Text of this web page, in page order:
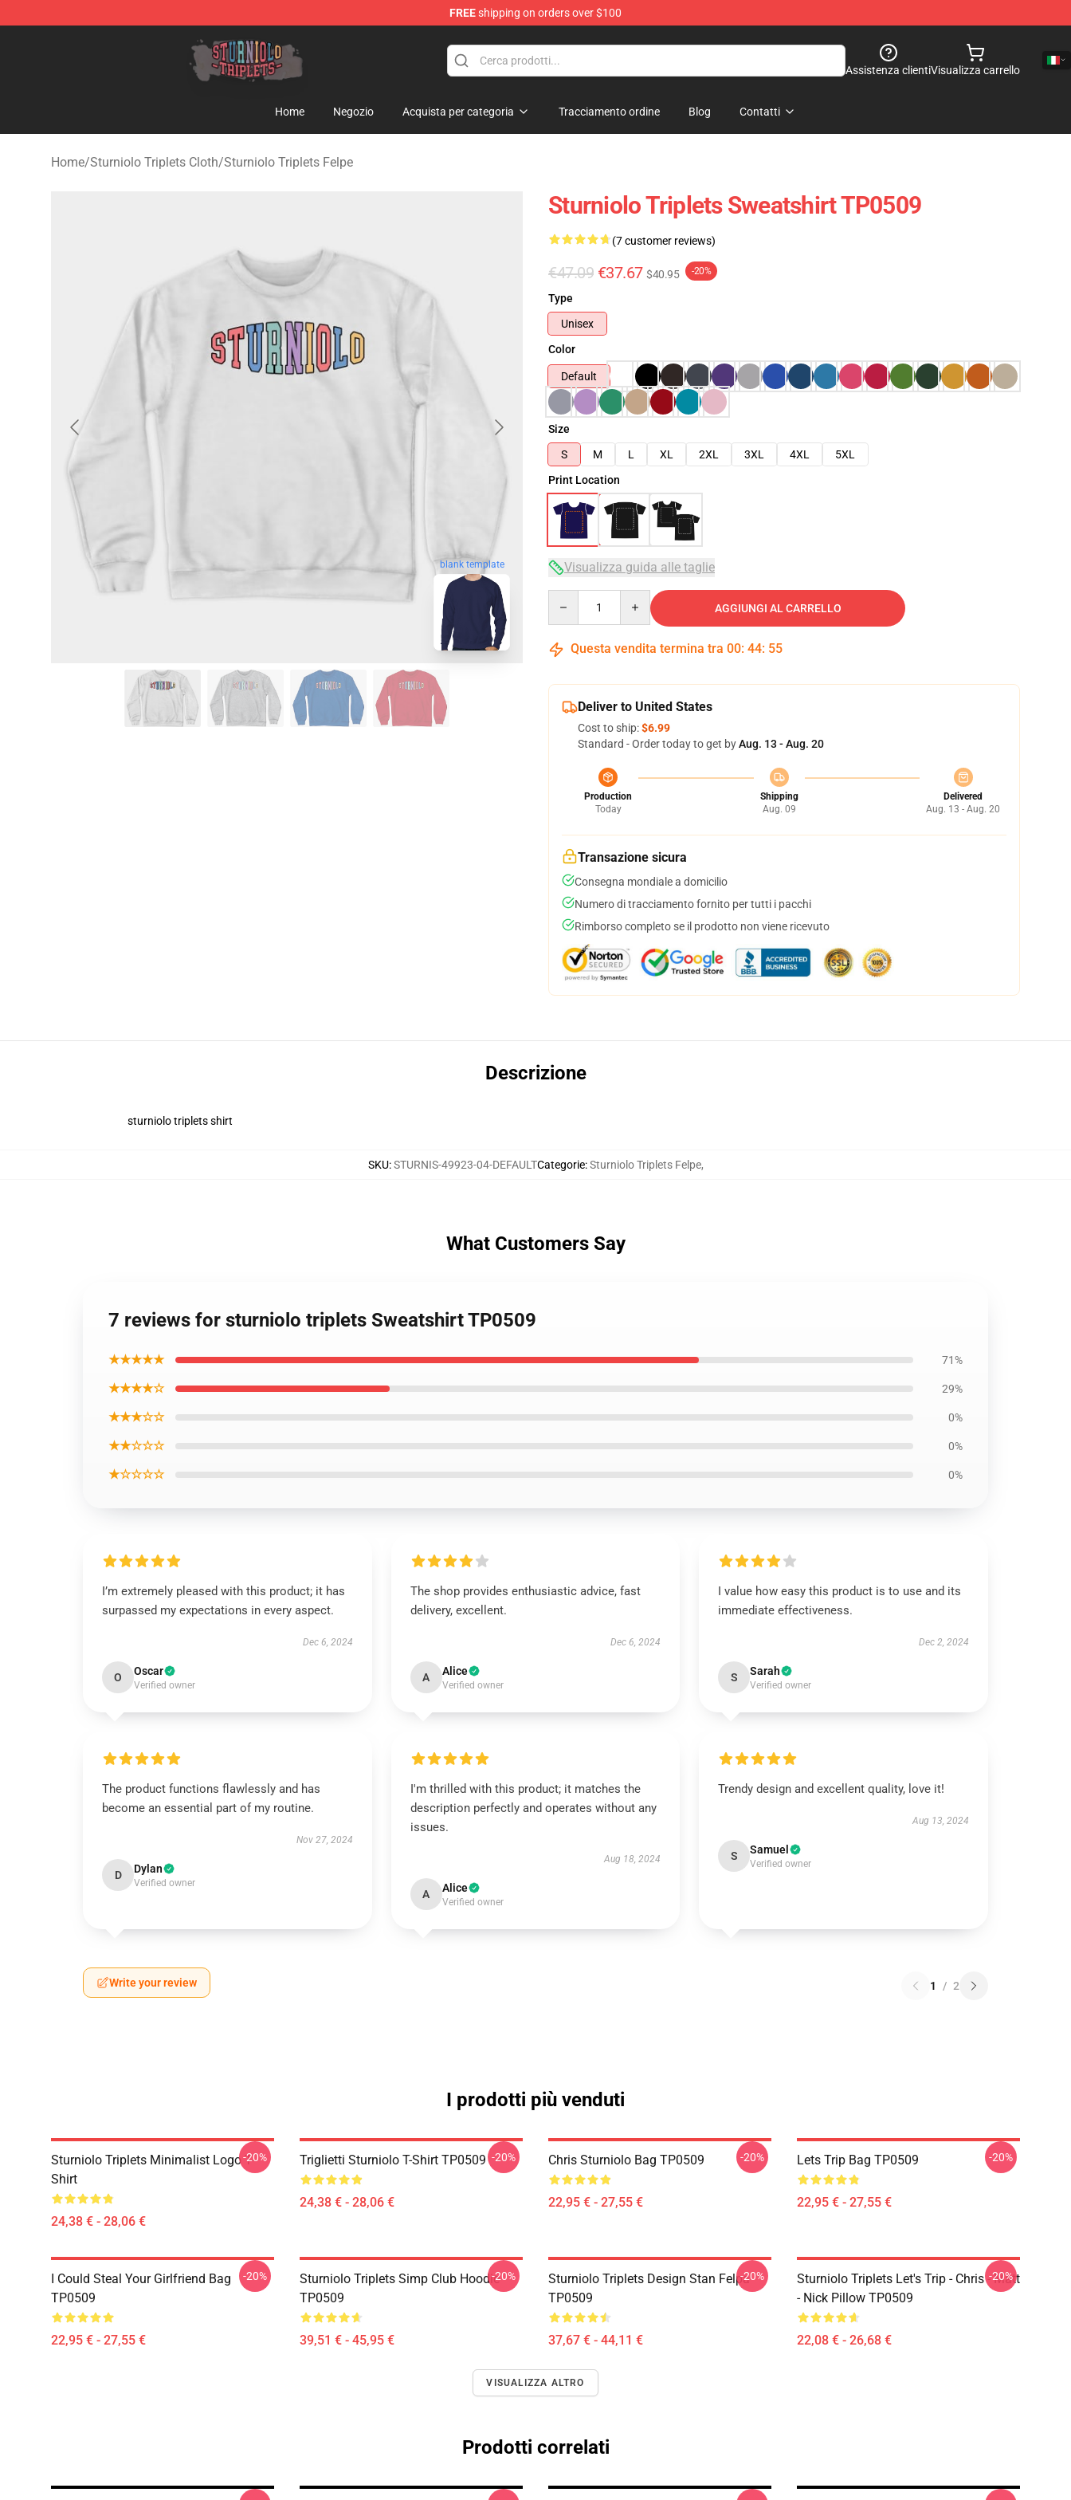
FREEshipping on orders over $100
Sturniolo Triplets Shop - Official Sturniolo Triplets Merchandise Store
Assistenza clientiVisualizza carrello
Home Negozio Acquista per categoria Tracciamento ordine Blog Contatti
Home/Sturniolo Triplets Cloth/Sturniolo Triplets Felpe
blank template
Sturniolo Triplets Sweatshirt TP0509
(7 customer reviews)
€47.09 €37.67 $40.95 -20%
Type
Unisex
Color
Default
Size
S
M L XL 2XL 3XL 4XL
5XL
Print Location
Visualizza guida alle taglie
AGGIUNGI AL CARRELLO
Questa vendita termina tra 00: 44: 54
Deliver to United States
Cost to ship:$6.99
Standard - Order today to get byAug. 13 - Aug. 20
Production
Today
Shipping
Aug. 09
Delivered
Aug. 13 - Aug. 20
Transazione sicura
Consegna mondiale a domicilio
Numero di tracciamento fornito per tutti i pacchi
Rimborso completo se il prodotto non viene ricevuto
Descrizione
sturniolo triplets shirt
SKU:STURNIS-49923-04-DEFAULTCategorie:Sturniolo Triplets Felpe,
What Customers Say
7 reviews for sturniolo triplets Sweatshirt TP0509
★★★★★ 71%
★★★★☆ 29%
★★★☆☆ 0%
★★☆☆☆ 0%
★☆☆☆☆ 0%
I’m extremely pleased with this product; it has
surpassed my expectations in every aspect.
Dec 6, 2024
O Oscar
Verified owner
The shop provides enthusiastic advice, fast
delivery, excellent.
Dec 6, 2024
A Alice
Verified owner
I value how easy this product is to use and its
immediate effectiveness.
Dec 2, 2024
S Sarah
Verified owner
The product functions flawlessly and has
become an essential part of my routine.
Nov 27, 2024
D Dylan
Verified owner
I'm thrilled with this product; it matches the
description perfectly and operates without any
issues.
Aug 18, 2024
A Alice
Verified owner
Trendy design and excellent quality, love it!
Aug 13, 2024
S Samuel
Verified owner
Write your review 1 / 2
I prodotti più venduti
Sturniolo Triplets Minimalist Logo T-
Shirt
24,38 € - 28,06 €
-20% Triglietti Sturniolo T-Shirt TP0509
24,38 € - 28,06 €
-20% Chris Sturniolo Bag TP0509
22,95 € - 27,55 €
-20% Lets Trip Bag TP0509
22,95 € - 27,55 €
-20%
I Could Steal Your Girlfriend Bag
TP0509
22,95 € - 27,55 €
-20%
Sturniolo Triplets Simp Club Hoodie
TP0509
39,51 € - 45,95 €
-20%
Sturniolo Triplets Design Stan Felpa
TP0509
37,67 € - 44,11 €
-20%
Sturniolo Triplets Let's Trip - Chris - Matt
- Nick Pillow TP0509
22,08 € - 26,68 €
-20%
VISUALIZZA ALTRO
Prodotti correlati